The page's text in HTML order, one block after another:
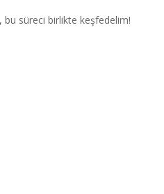
bu süreci birlikte keşfedelim!